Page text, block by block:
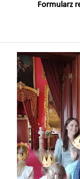
Formularz